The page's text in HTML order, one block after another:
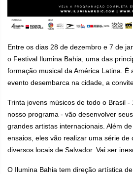
Entre os dias 28 de dezembro e 7 de
o Festival Ilumina Bahia, uma das
formação musical da América Latina. É
evento desembarca na cidade, a
Trinta jovens músicos de todo o Brasil
nosso programa - vão desenvolver
grandes artistas internacionais. Além
ensaios, eles vão realizar uma série de
diversos locais de Salvador. Vai ser
O Ilumina Bahia tem direção artística